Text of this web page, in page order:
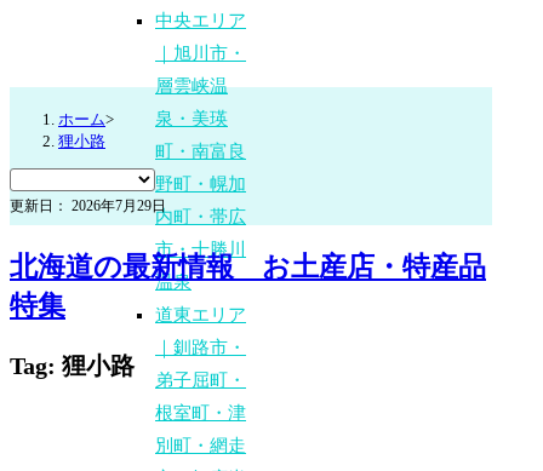
中央エリア
｜旭川市・
層雲峡温
泉・美瑛
町・南富良
野町・幌加
内町・帯広
市・十勝川
温泉
道東エリア
｜釧路市・
弟子屈町・
根室町・津
別町・網走
ホーム>
狸小路
更新日： 2026年7月29日
北海道の最新情報 お土産店・特産品
特集
Tag: 狸小路